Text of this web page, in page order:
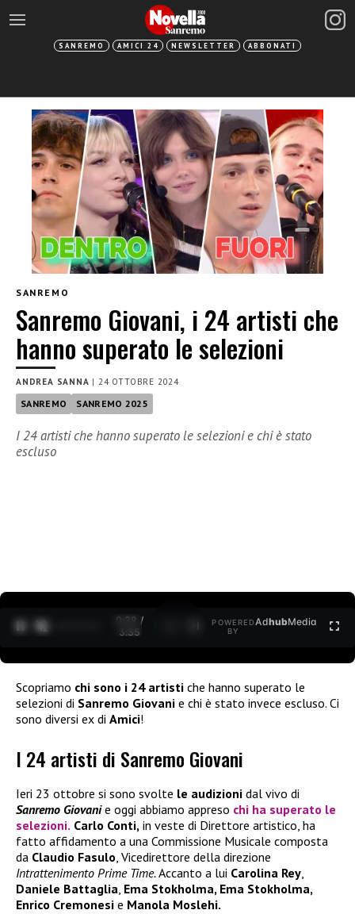
SANREMO AMICI 24 NEWSLETTER ABBONATI
SANREMO
Sanremo Giovani, i 24 artisti che
hanno superato le selezioni
ANDREA SANNA |24 OTTOBRE 2024
SANREMO SANREMO 2025
I 24 artisti che hanno superato le selezioni e chi è stato
escluso
0:30 /
3:35
POWERED
BY
AdhubMedia
Scopriamo chi sono i 24 artisti che hanno superato le
selezioni di Sanremo Giovani e chi è stato invece escluso. Ci
sono diversi ex di Amici!
I 24 artisti di Sanremo Giovani
Ieri 23 ottobre si sono svolte le audizioni dal vivo di
Sanremo Giovanie oggi abbiamo appreso chi ha superato le
selezioni. Carlo Conti, in veste di Direttore artistico, ha
fatto affidamento a una Commissione Musicale composta
da Claudio Fasulo, Vicedirettore della direzione
Intrattenimento Prime Time.Accanto a lui Carolina Rey,
Daniele Battaglia, Ema Stokholma, Ema Stokholma,
Enrico Cremonesi e Manola Moslehi.